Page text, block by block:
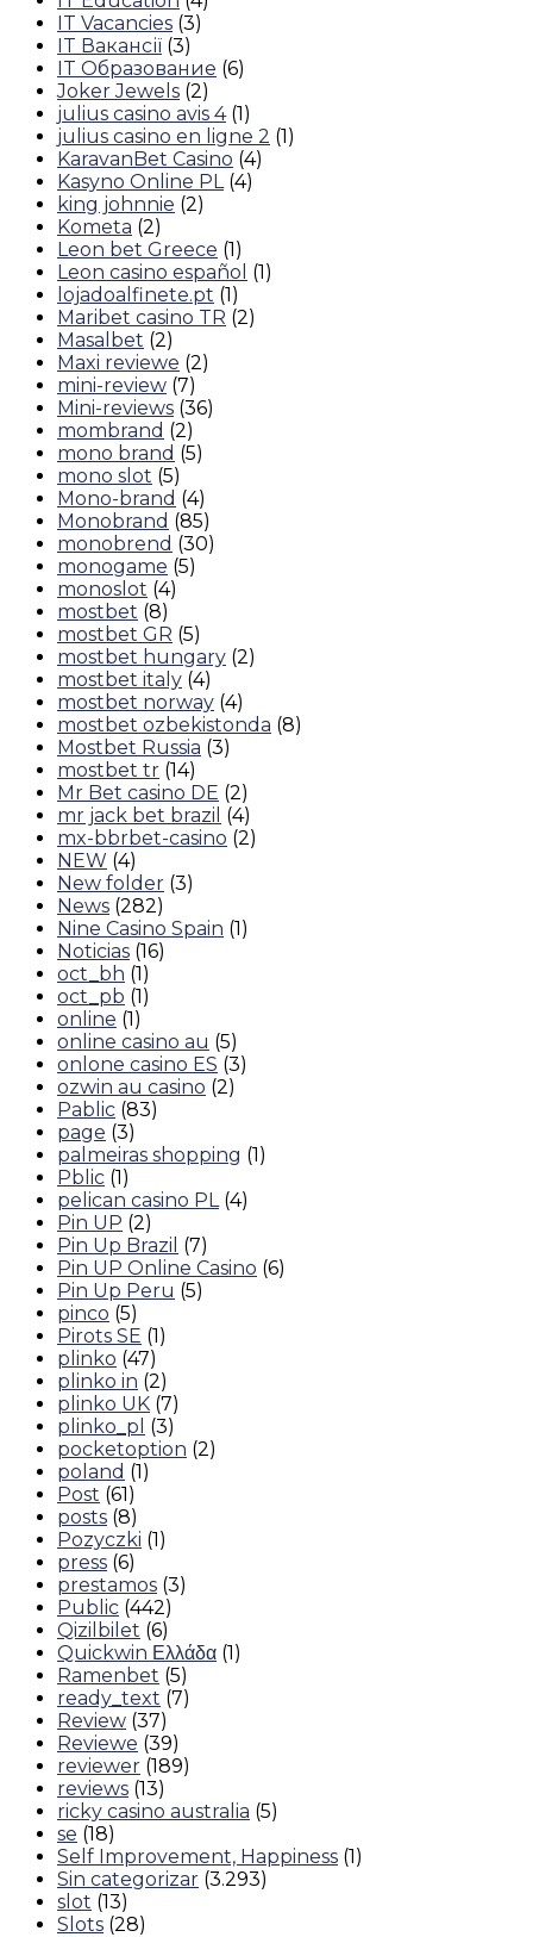
IT Vacancies (3)
IT Вакансії (3)
IT Образование (6)
Joker Jewels (2)
julius casino avis 4(1)
julius casino en ligne 2 (1)
KaravanBet Casino (4)
Kasyno Online PL(4)
king johnnie (2)
Kometa (2)
Leon bet Greece (1)
Leon casino español (1)
lojadoalfinete.pt (1)
Maribet casino TR (2)
Masalbet (2)
Maxi reviewe (2)
mini-review (7)
Mini-reviews (36)
mombrand (2)
mono brand (5)
mono slot (5)
Mono-brand (4)
Monobrand (85)
monobrend (30)
monogame (5)
monoslot (4)
mostbet (8)
mostbet GR (5)
mostbet hungary (2)
mostbet italy (4)
mostbet norway (4)
mostbet ozbekistonda (8)
Mostbet Russia (3)
mostbet tr (14)
Mr Bet casino DE (2)
mr jack bet brazil (4)
mx-bbrbet-casino (2)
NEW (4)
New folder (3)
News (282)
Nine Casino Spain (1)
Noticias (16)
oct_bh (1)
oct_pb (1)
online (1)
online casino au (5)
onlone casino ES (3)
ozwin au casino (2)
Pablic (83)
page (3)
palmeiras shopping (1)
Pblic (1)
pelican casino PL(4)
Pin UP (2)
Pin Up Brazil (7)
Pin UP Online Casino (6)
Pin Up Peru (5)
pinco (5)
Pirots SE (1)
plinko (47)
plinko in (2)
plinko UK (7)
plinko_pl (3)
pocketoption (2)
poland (1)
Post (61)
posts (8)
Pozyczki (1)
press (6)
prestamos (3)
Public (442)
Qizilbilet (6)
Quickwin Ελλάδα (1)
Ramenbet (5)
ready_text (7)
Review (37)
Reviewe (39)
reviewer (189)
reviews (13)
ricky casino australia (5)
se (18)
Self Improvement, Happiness (1)
Sin categorizar (3.293)
slot (13)
Slots (28)